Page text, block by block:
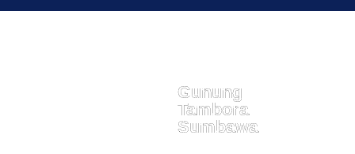
Gunung
Tambora
Sumbawa